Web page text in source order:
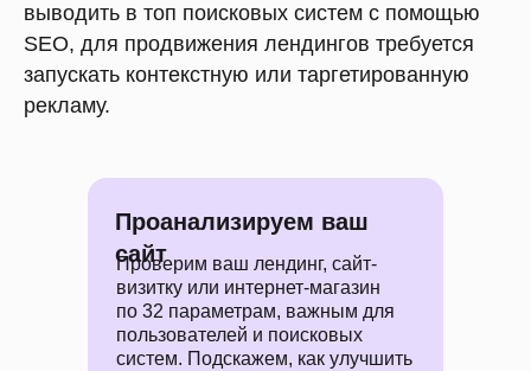
выводить в топ поисковых систем с помощью
SEO, для продвижения лендингов требуется
запускать контекстную или таргетированную
рекламу.
Проанализируем ваш
сайт
Проверим ваш лендинг, сайт-
визитку или интернет-магазин
по 32 параметрам, важным для
пользователей и поисковых
систем. Подскажем, как улучшить